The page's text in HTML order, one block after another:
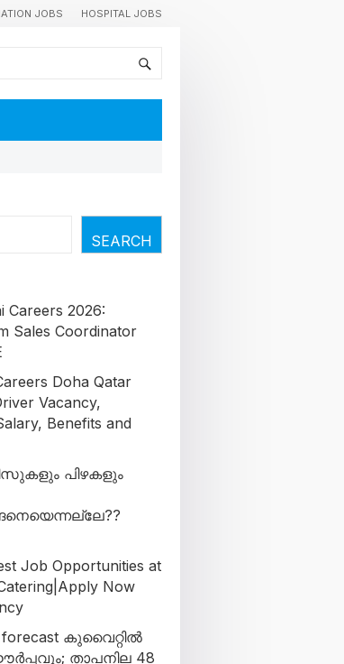
JOBS HOSPITAL JOBS
SEARCH
Careers 2026:
Sales Coordinator
Doha Qatar
Vacancy,
Benefits and
പിഴകളും
Job Opportunities at
Now
forecast കുവൈറ്റിൽ
താപനില 48